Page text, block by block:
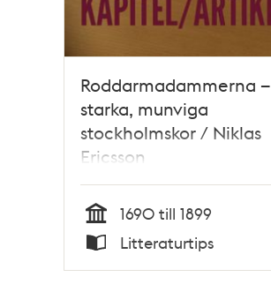
Roddarmadammerna –
starka, munviga
stockholmskor / Niklas
Ericsson
Tid
1690 till 1899
Litteraturtips